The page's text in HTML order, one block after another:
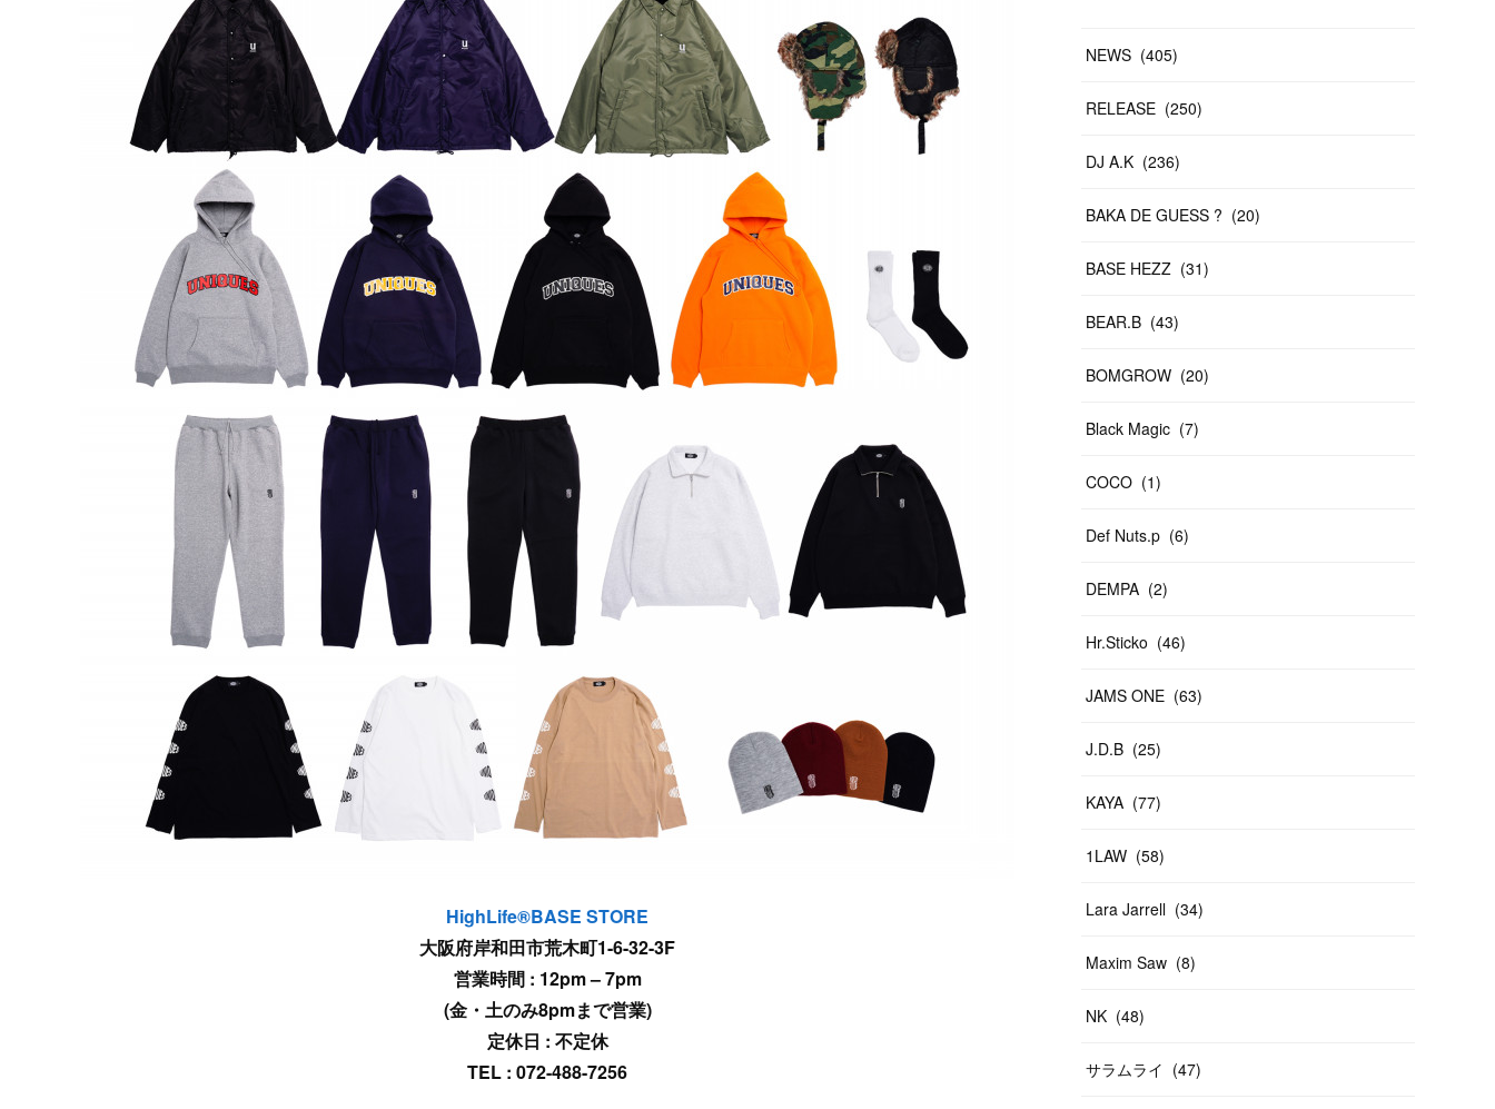
HighLife®︎BASE STORE
大阪府岸和田市荒木町1-6-32-3F
営業時間 : 12pm – 7pm
(金・土のみ8pmまで営業)
定休日 : 不定休
TEL : 072-488-7256
NEWS (405)
RELEASE (250)
DJ A.K (236)
BAKA DE GUESS ? (20)
BASE HEZZ (31)
BEAR.B (43)
BOMGROW (20)
Black Magic (7)
COCO (1)
Def Nuts.p (6)
DEMPA (2)
Hr.Sticko (46)
JAMS ONE (63)
J.D.B (25)
KAYA (77)
1LAW (58)
Lara Jarrell (34)
Maxim Saw (8)
NK (48)
サラムライ (47)